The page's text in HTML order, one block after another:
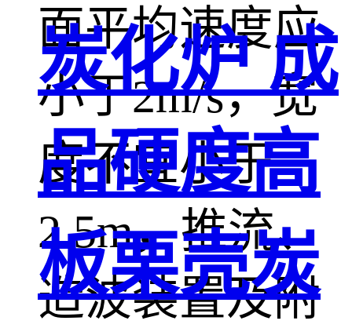
面平均速度应
小于2m/s，宽
度不宜小于
2.5m，推流、
造波装置及附
炭化炉 成
品硬度高
板栗壳炭